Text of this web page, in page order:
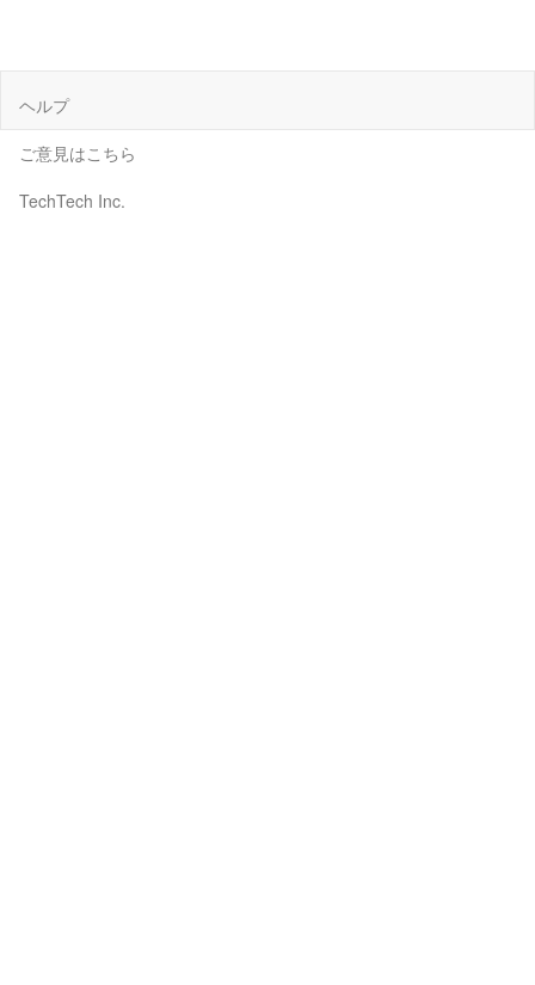
ヘルプ
ご意見はこちら
TechTech Inc.